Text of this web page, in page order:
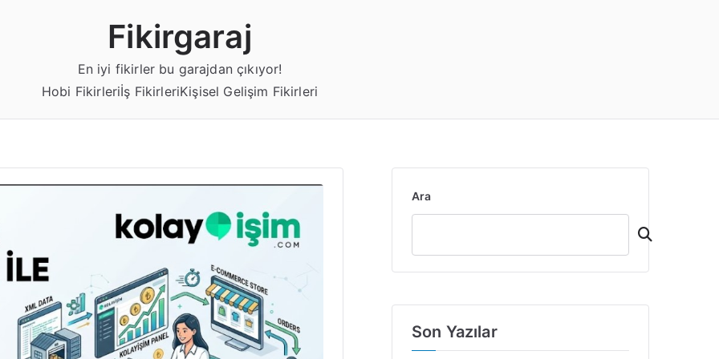
Fikirgaraj
En iyi fikirler bu garajdan çıkıyor!
Hobi Fikirleriİş FikirleriKişisel Gelişim Fikirleri
Ara
Son Yazılar